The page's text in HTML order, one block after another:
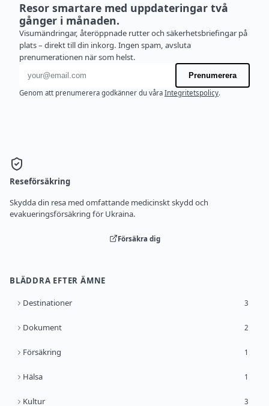
Resor smartare med uppdateringar två
gånger i månaden.
Visumändringar, återöppnade rutter och säkerhetsbriefingar på
plats – direkt till din inkorg. Ingen spam, avsluta
prenumerationen när som helst.
E-postadress
Prenumerera
Genom att prenumerera godkänner du våra Integritetspolicy.
Reseförsäkring
Skydda din resa med omfattande medicinskt skydd och
evakueringsförsäkring för Ukraina.
Försäkra dig
BLÄDDRA EFTER ÄMNE
Destinationer 3
Dokument 2
Försäkring 1
Hälsa 1
Kultur 3